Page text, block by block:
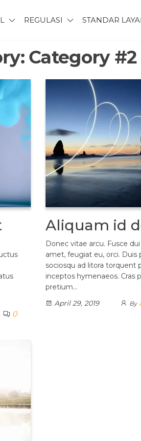
REGULASI STANDAR
Category #2
0
Aliquam id
Donec vitae arcu. Fusce
amet, feugiat eu, orci. Duis
sociosqu ad litora torquent
inceptos hymenaeos. Cras
pretium…
April 29, 2019
By